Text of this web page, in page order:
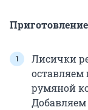
Лисички
румяной